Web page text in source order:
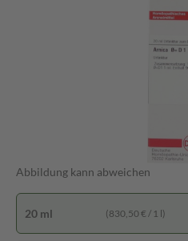
Abbildung kann abweichen
20 ml (830,50 € / 1 l)